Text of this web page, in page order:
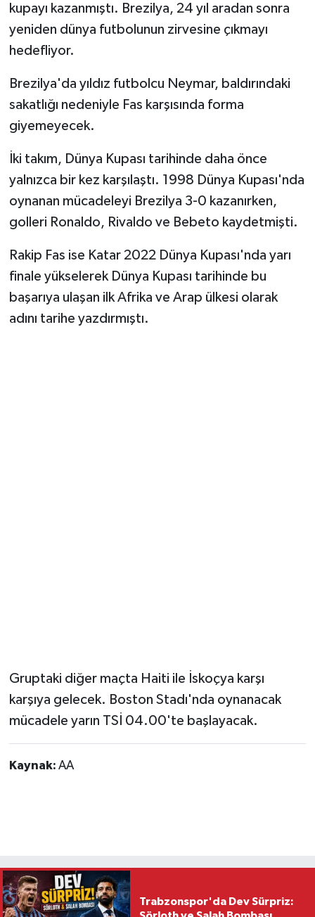
kupayı kazanmıştı. Brezilya, 24 yıl aradan sonra
yeniden dünya futbolunun zirvesine çıkmayı
hedefliyor.
Brezilya'da yıldız futbolcu Neymar, baldırındaki
sakatlığı nedeniyle Fas karşısında forma
giyemeyecek.
İki takım, Dünya Kupası tarihinde daha önce
yalnızca bir kez karşılaştı. 1998 Dünya Kupası'nda
oynanan mücadeleyi Brezilya 3-0 kazanırken,
golleri Ronaldo, Rivaldo ve Bebeto kaydetmişti.
Rakip Fas ise Katar 2022 Dünya Kupası'nda yarı
finale yükselerek Dünya Kupası tarihinde bu
başarıya ulaşan ilk Afrika ve Arap ülkesi olarak
adını tarihe yazdırmıştı.
Gruptaki diğer maçta Haiti ile İskoçya karşı
karşıya gelecek. Boston Stadı'nda oynanacak
mücadele yarın TSİ 04.00'te başlayacak.
Kaynak: AA
Trabzonspor'da Dev Sürpriz:
Yaşam